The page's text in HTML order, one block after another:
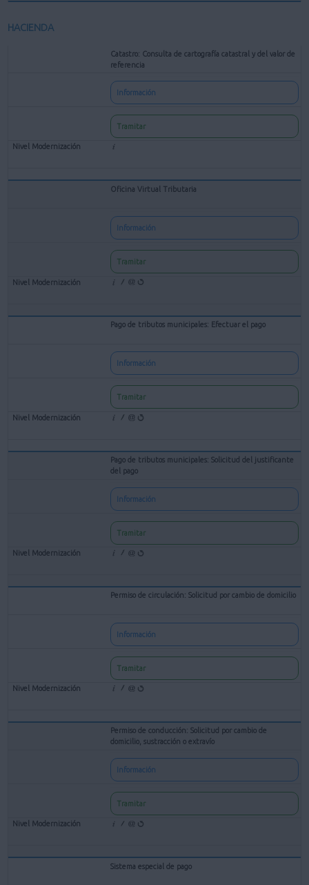
HACIENDA
Catastro: Consulta de cartografía catastral y del valor de
referencia
Información
Tramitar
Oficina Virtual Tributaria
Información
Tramitar
Pago de tributos municipales: Efectuar el pago
Información
Tramitar
Pago de tributos municipales: Solicitud del justificante
del pago
Información
Tramitar
Permiso de circulación: Solicitud por cambio de domicilio
Información
Tramitar
Permiso de conducción: Solicitud por cambio de
domicilio, sustracción o extravío
Información
Tramitar
Sistema especial de pago